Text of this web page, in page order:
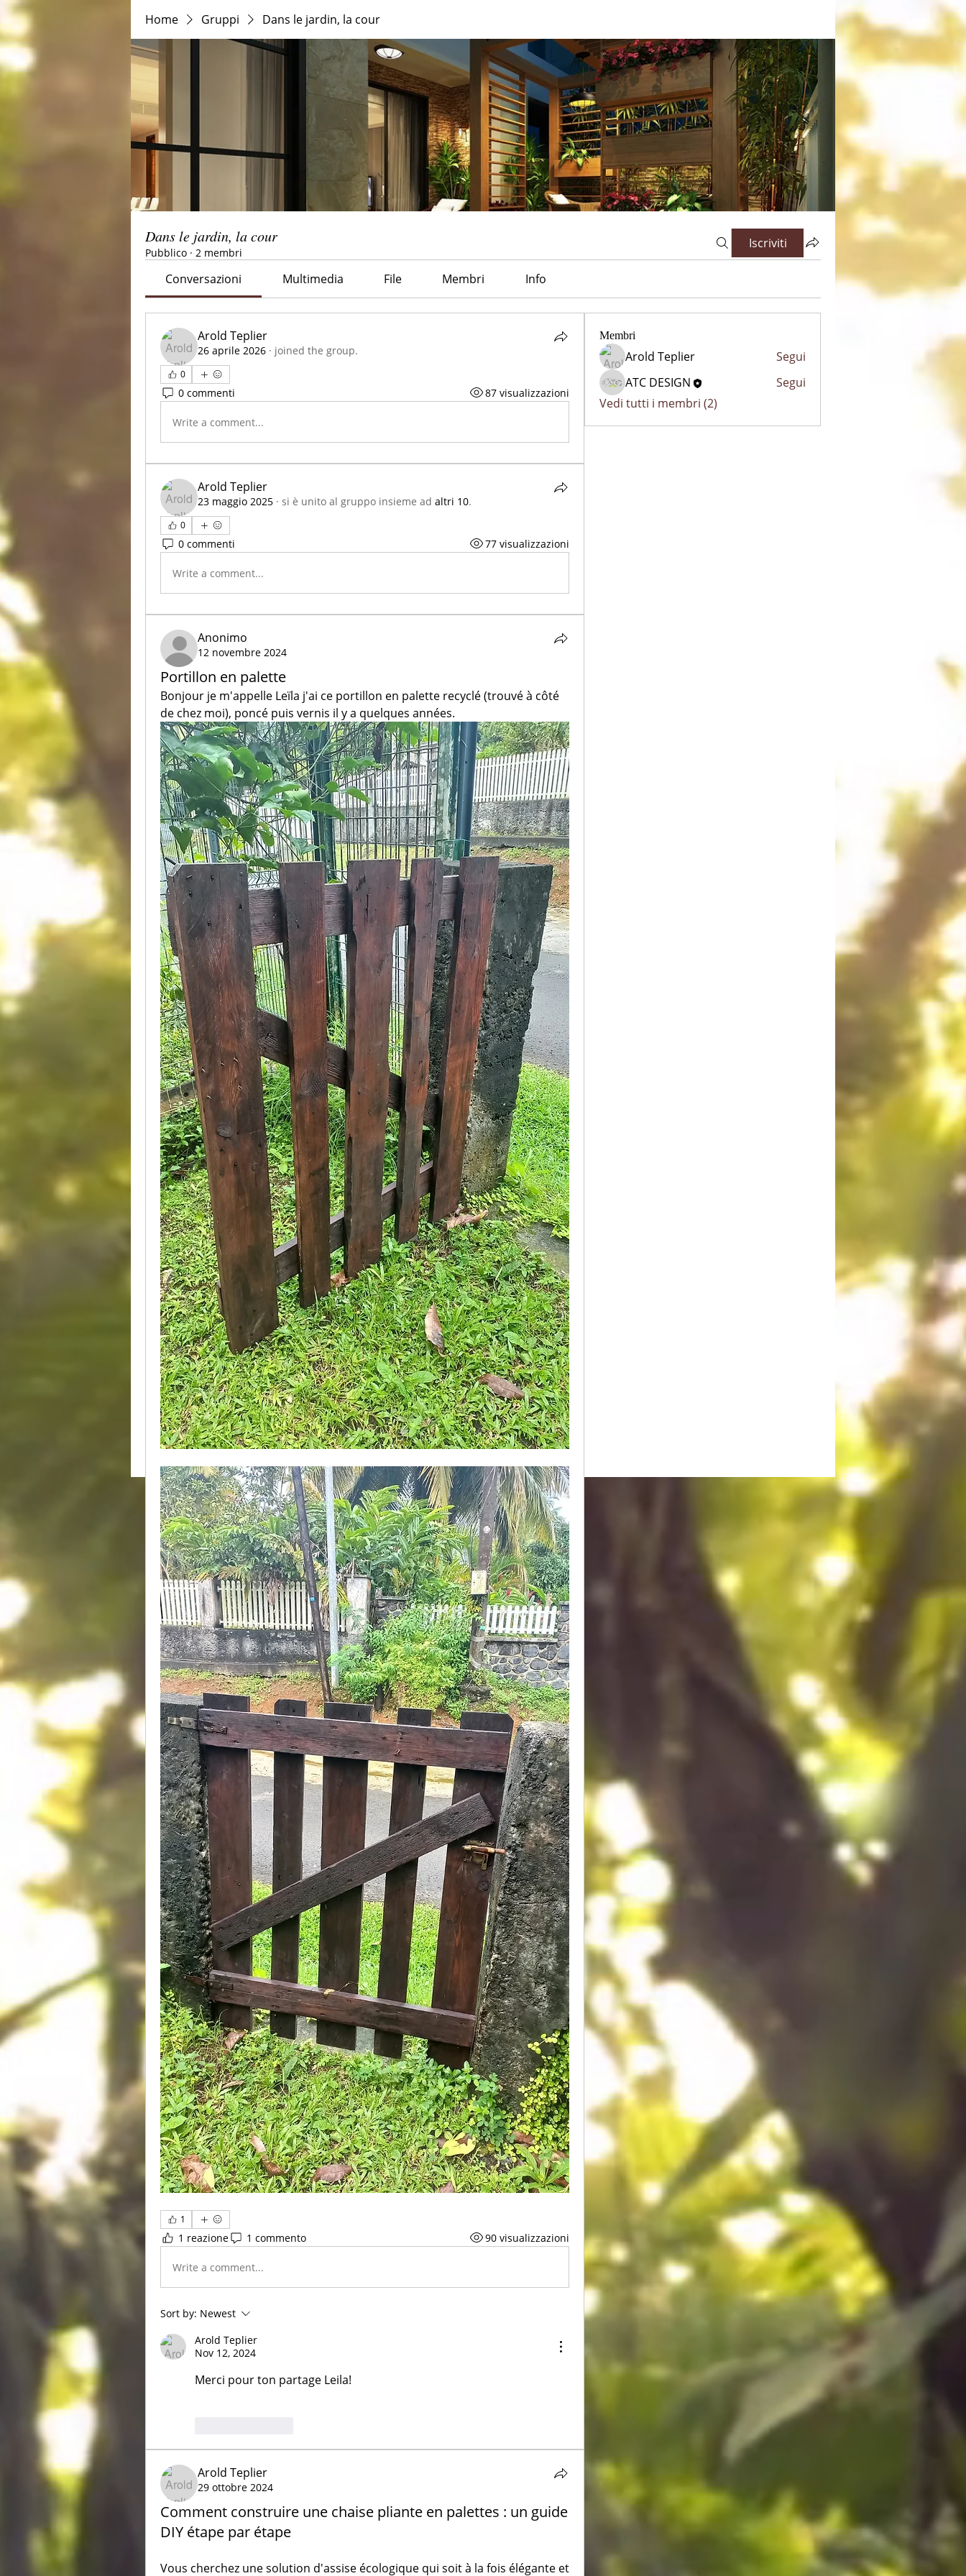
Home Gruppi Dans le jardin, la cour
Dans le jardin, la cour
Pubblico · 2 membri
Iscriviti
Conversazioni Multimedia File Membri Info
Arold Teplier
26 aprile 2026 · joined the group.
0
0 commenti 87 visualizzazioni
Write a comment...
Arold Teplier
23 maggio 2025 · si è unito al gruppo insieme ad altri 10.
0
0 commenti 77 visualizzazioni
Write a comment...
Anonimo
12 novembre 2024
Portillon en palette
Bonjour je m'appelle Leïla j'ai ce portillon en palette recyclé (trouvé à côté
de chez moi), poncé puis vernis il y a quelques années.
1
1 reazione 1 commento 90 visualizzazioni
Write a comment...
Sort by: Newest
Arold Teplier
Nov 12, 2024
Merci pour ton partage Leila!
Arold Teplier
29 ottobre 2024
Comment construire une chaise pliante en palettes : un guide
DIY étape par étape
Vous cherchez une solution d'assise écologique qui soit à la fois élégante et
Membri
Arold Teplier
Segui
ATC DESIGN
Segui
Vedi tutti i membri (2)